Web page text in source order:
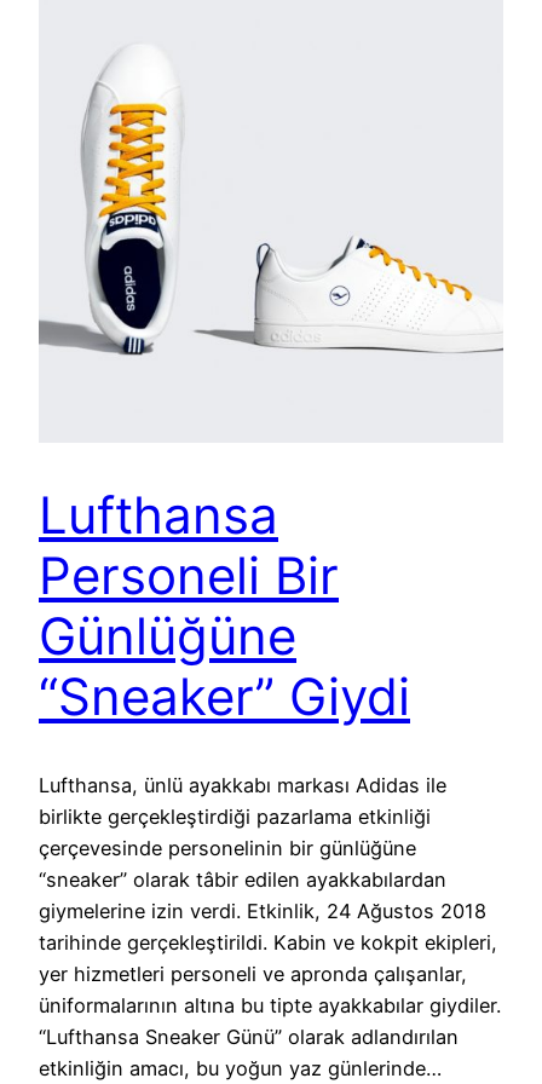
Lufthansa
Personeli Bir
Günlüğüne
“Sneaker” Giydi
Lufthansa, ünlü ayakkabı markası Adidas ile
birlikte gerçekleştirdiği pazarlama etkinliği
çerçevesinde personelinin bir günlüğüne
“sneaker” olarak tâbir edilen ayakkabılardan
giymelerine izin verdi. Etkinlik, 24 Ağustos 2018
tarihinde gerçekleştirildi. Kabin ve kokpit ekipleri,
yer hizmetleri personeli ve apronda çalışanlar,
üniformalarının altına bu tipte ayakkabılar giydiler.
“Lufthansa Sneaker Günü” olarak adlandırılan
etkinliğin amacı, bu yoğun yaz günlerinde…